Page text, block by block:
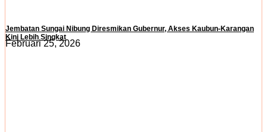
Jembatan Sungai Nibung Diresmikan Gubernur, Akses Kaubun-Karangan
Kini Lebih Singkat
Februari 25, 2026